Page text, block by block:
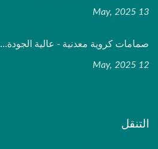
13 May, 2025
صمامات كروية معدنية - عالية الجودة...
12 May, 2025
التنقل